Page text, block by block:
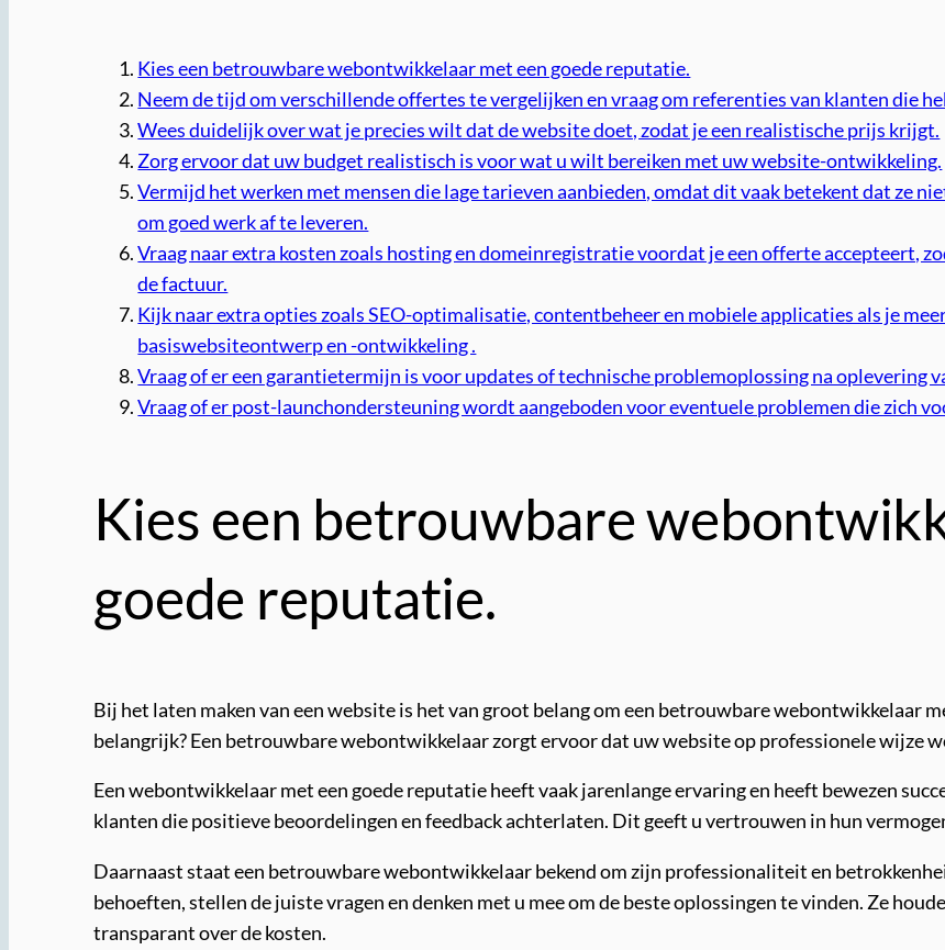
Kies een betrouwbare webontwikkelaar met een goede reputatie.
Neem de tijd om verschillende offertes te vergelijken en vraag om referenties van klanten die
Wees duidelijk over wat je precies wilt dat de website doet, zodat je een realistische prijs krijgt.
Zorg ervoor dat uw budget realistisch is voor wat u wilt bereiken met uw website-ontwikkeling.
Vermijd het werken met mensen die lage tarieven aanbieden, omdat dit vaak betekent dat ze
om goed werk af te leveren.
Vraag naar extra kosten zoals hosting en domeinregistratie voordat je een offerte accepteert,
de factuur.
Kijk naar extra opties zoals SEO-optimalisatie, contentbeheer en mobiele applicaties als je
basiswebsiteontwerp en -ontwikkeling .
Vraag of er een garantietermijn is voor updates of technische problemoplossing na oplevering
Vraag of er post-launchondersteuning wordt aangeboden voor eventuele problemen die zich
Kies een betrouwbare
goede reputatie.
Bij het laten maken van een website is het van groot belang om een betrouwbare webontwikkelaar
belangrijk? Een betrouwbare webontwikkelaar zorgt ervoor dat uw website op professionele wijze
Een webontwikkelaar met een goede reputatie heeft vaak jarenlange ervaring en heeft bewezen
klanten die positieve beoordelingen en feedback achterlaten. Dit geeft u vertrouwen in hun
Daarnaast staat een betrouwbare webontwikkelaar bekend om zijn professionaliteit en
behoeften, stellen de juiste vragen en denken met u mee om de beste oplossingen te vinden. Ze
transparant over de kosten.